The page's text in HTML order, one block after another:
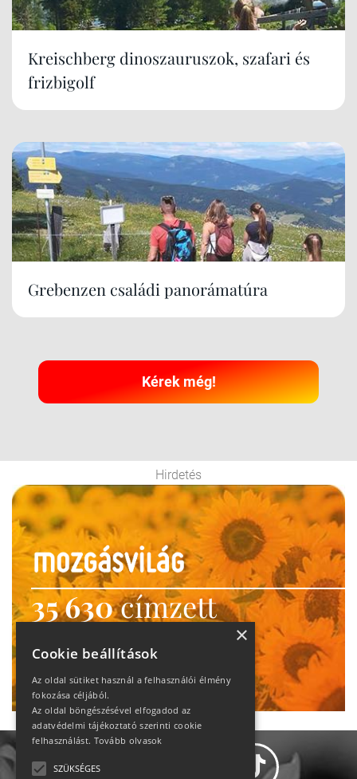
Kreischberg dinoszauruszok, szafari és
frizbigolf
Grebenzen családi panorámatúra
Kérek még!
Hirdetés
35 630címzett
heti motiváció
Ne maradj le!
×
Cookie beállítások
Az oldal sütiket használ a felhasználói élmény
fokozása céljából.
Az oldal böngészésével elfogadod az
adatvédelmi tájékoztató szerinti cookie
felhasználást. Tovább olvasok
SZÜKSÉGES